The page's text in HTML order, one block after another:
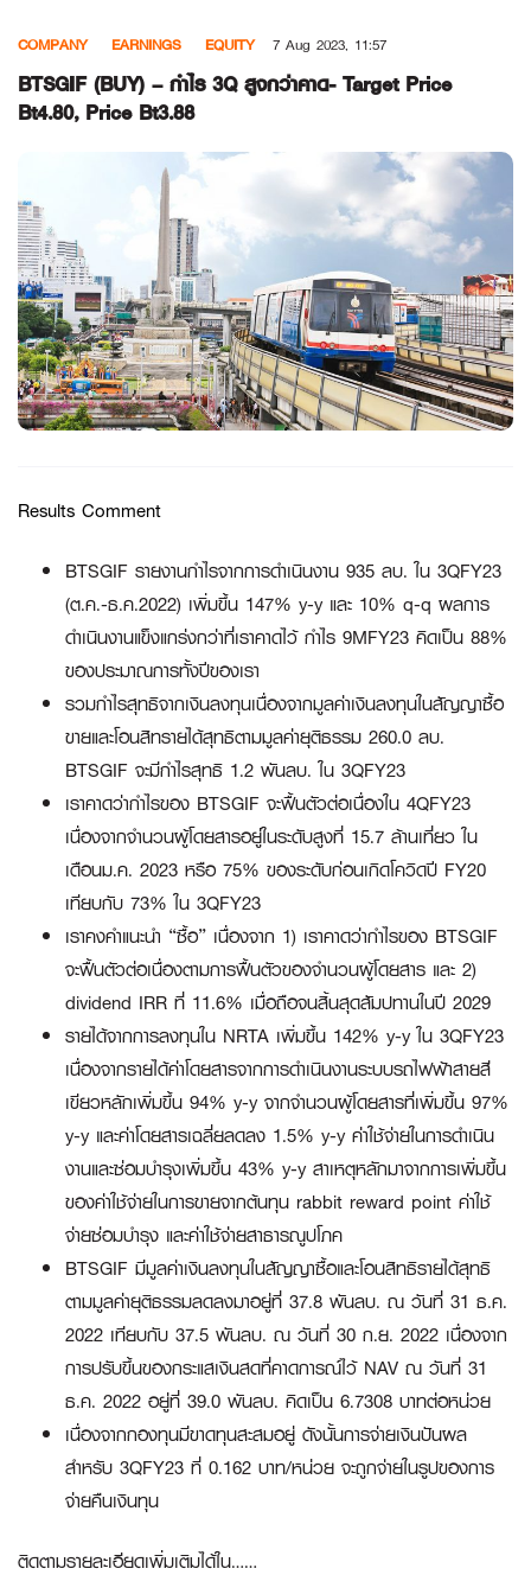
content
COMPANY EARNINGS EQUITY 7 Aug 2023, 11:57
BTSGIF (BUY) – กำไร 3Q สูงกว่าคาด- Target Price
Bt4.80, Price Bt3.88
Results Comment
BTSGIF รายงานกำไรจากการดำเนินงาน 935 ลบ. ใน 3QFY23
(ต.ค.-ธ.ค.2022) เพิ่มขึ้น 147% y-y และ 10% q-q ผลการ
ดำเนินงานแข็งแกร่งกว่าที่เราคาดไว้ กำไร 9MFY23 คิดเป็น 88%
ของประมาณการทั้งปีของเรา
รวมกำไรสุทธิจากเงินลงทุนเนื่องจากมูลค่าเงินลงทุนในสัญญาซื้อ
ขายและโอนสิทรายได้สุทธิตามมูลค่ายุติธรรม 260.0 ลบ.
BTSGIF จะมีกำไรสุทธิ 1.2 พันลบ. ใน 3QFY23
เราคาดว่ากำไรของ BTSGIF จะฟื้นตัวต่อเนื่องใน 4QFY23
เนื่องจากจำนวนผู้โดยสารอยู่ในระดับสูงที่ 15.7 ล้านเที่ยว ใน
เดือนม.ค. 2023 หรือ 75% ของระดับก่อนเกิดโควิดปี FY20
เทียบกับ 73% ใน 3QFY23
เราคงคำแนะนำ “ซื้อ” เนื่องจาก 1) เราคาดว่ากำไรของ BTSGIF
จะฟื้นตัวต่อเนื่องตามการฟื้นตัวของจำนวนผู้โดยสาร และ 2)
dividend IRR ที่ 11.6% เมื่อถือจนสิ้นสุดสัมปทานในปี 2029
รายได้จากการลงทุนใน NRTA เพิ่มขึ้น 142% y-y ใน 3QFY23
เนื่องจากรายได้ค่าโดยสารจากการดำเนินงานระบบรถไฟฟ้าสายสี
เขียวหลักเพิ่มขึ้น 94% y-y จากจำนวนผู้โดยสารที่เพิ่มขึ้น 97%
y-y และค่าโดยสารเฉลี่ยลดลง 1.5% y-y ค่าใช้จ่ายในการดำเนิน
งานและซ่อมบำรุงเพิ่มขึ้น 43% y-y สาเหตุหลักมาจากการเพิ่มขึ้น
ของค่าใช้จ่ายในการขายจากต้นทุน rabbit reward point ค่าใช้
จ่ายซ่อมบำรุง และค่าใช้จ่ายสาธารณูปโภค
BTSGIF มีมูลค่าเงินลงทุนในสัญญาซื้อและโอนสิทธิรายได้สุทธิ
ตามมูลค่ายุติธรรมลดลงมาอยู่ที่ 37.8 พันลบ. ณ วันที่ 31 ธ.ค.
2022 เทียบกับ 37.5 พันลบ. ณ วันที่ 30 ก.ย. 2022 เนื่องจาก
การปรับขึ้นของกระแสเงินสดที่คาดการณ์ไว้ NAV ณ วันที่ 31
ธ.ค. 2022 อยู่ที่ 39.0 พันลบ. คิดเป็น 6.7308 บาทต่อหน่วย
เนื่องจากกองทุนมีขาดทุนสะสมอยู่ ดังนั้นการจ่ายเงินปันผล
สำหรับ 3QFY23 ที่ 0.162 บาท/หน่วย จะถูกจ่ายในรูปของการ
จ่ายคืนเงินทุน
ติดตามรายละเอียดเพิ่มเติมได้ใน……